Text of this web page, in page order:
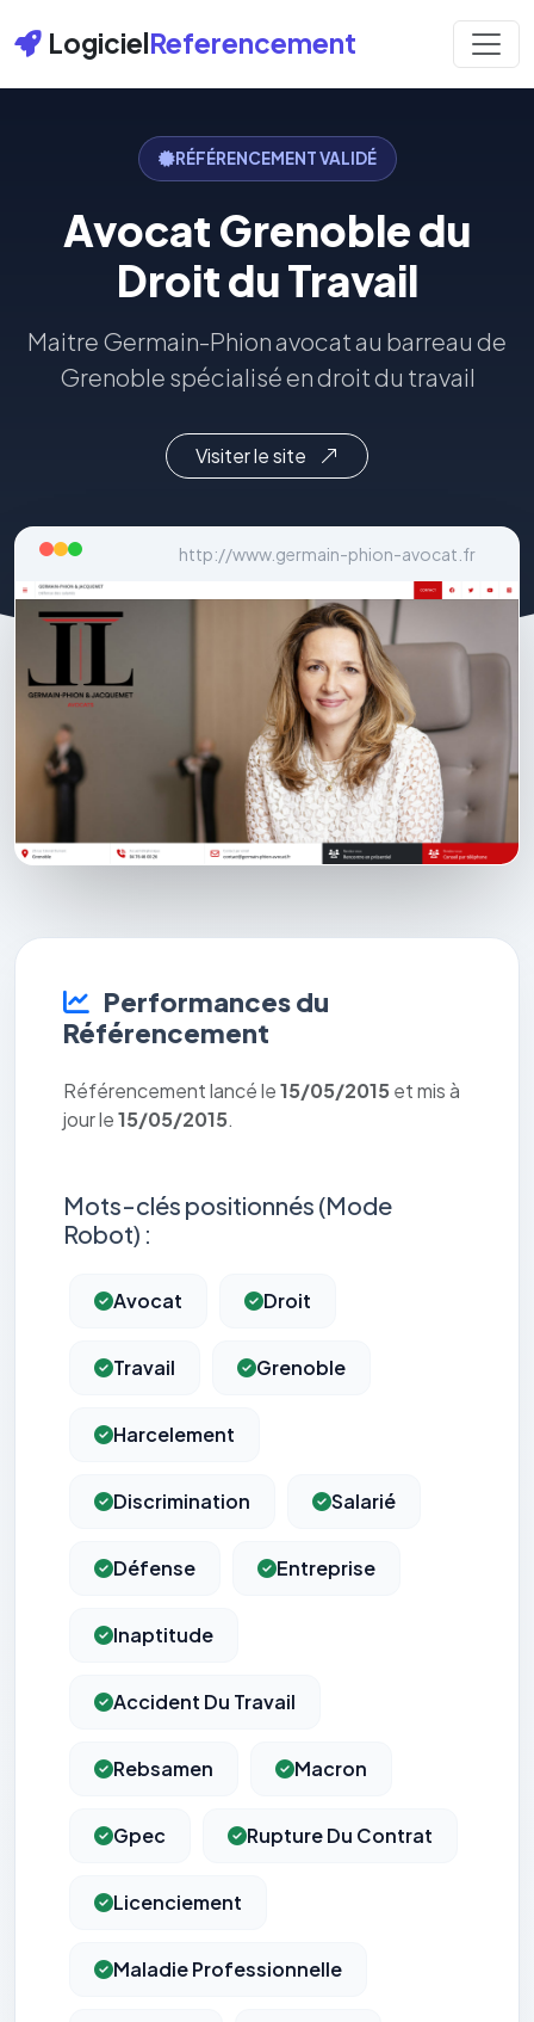
LogicielReferencement
RÉFÉRENCEMENT VALIDÉ
Avocat Grenoble du
Droit du Travail
Maitre Germain-Phion avocat au barreau de
Grenoble spécialisé en droit du travail
Visiter le site
http://www.germain-phion-avocat.fr
Performances du
Référencement
Référencement lancé le15/05/2015 et mis à
jour le15/05/2015.
Mots-clés positionnés (Mode
Robot) :
Avocat Droit
Travail Grenoble
Harcelement
Discrimination Salarié
Défense Entreprise
Inaptitude
Accident Du Travail
Rebsamen Macron
Gpec Rupture Du Contrat
Licenciement
Maladie Professionnelle